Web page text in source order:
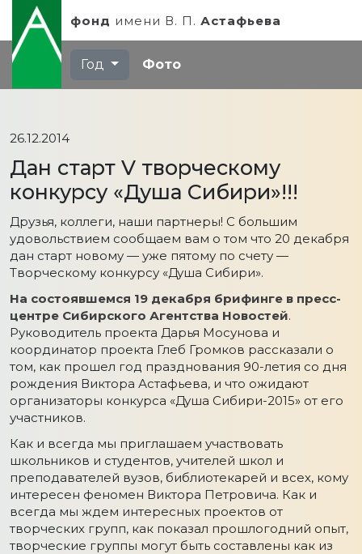
фонд имени В. П. Астафьева
Год Фото
26.12.2014
Дан старт V творческому
конкурсу «Душа Сибири»!!!
Друзья, коллеги, наши партнеры! С большим
удовольствием сообщаем вам о том что 20 декабря
дан старт новому — уже пятому по счету —
Творческому конкурсу «Душа Сибири».
На состоявшемся 19 декабря брифинге в пресс-
центре Сибирского Агентства Новостей.
Руководитель проекта Дарья Мосунова и
координатор проекта Глеб Громков рассказали о
том, как прошел год празднования 90-летия со дня
рождения Виктора Астафьева, и что ожидают
организаторы конкурса «Душа Сибири-2015» от его
участников.
Как и всегда мы приглашаем участвовать
школьников и студентов, учителей школ и
преподавателей вузов, библиотекарей и всех, кому
интересен феномен Виктора Петровича. Как и
всегда мы ждем интересных проектов от
творческих групп, как показал прошлогодний опыт,
творческие группы могут быть составлены как из